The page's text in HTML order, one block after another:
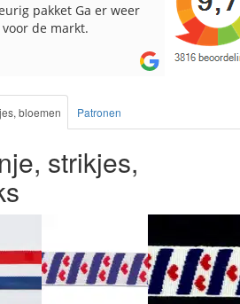
meerdere keren breigaren en
altijd heel tevreden over de service.
bloemen Patronen
strikjes,